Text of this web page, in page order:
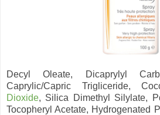
Decyl Oleate, Dicaprylyl
Caprylic/Capric Trigliceride,
Dioxide, Silica Dimethyl Silylate,
Tocopheryl Acetate, Hydrogenated